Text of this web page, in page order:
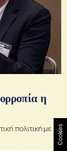
η
πολιτική με
Cookies